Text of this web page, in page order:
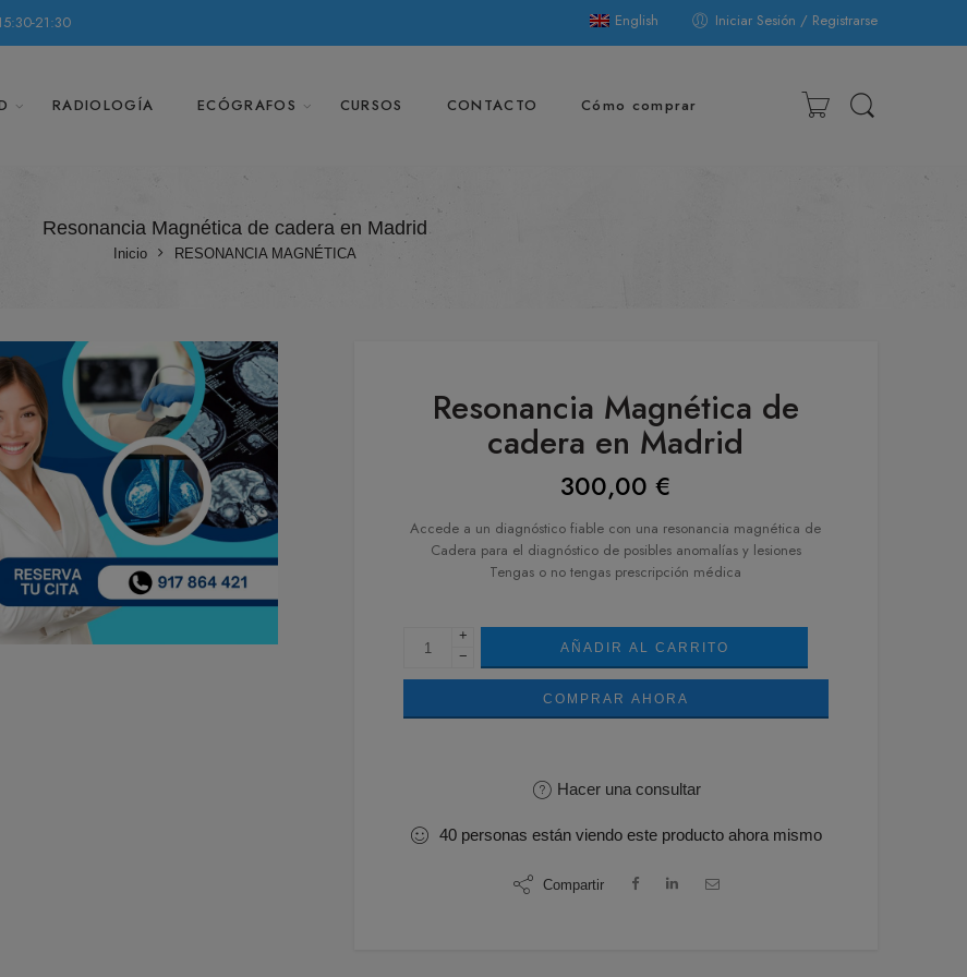
21:30 English Iniciar Sesión / Registrarse
RADIOLOGÍA ECÓGRAFOS CURSOS CONTACTO Cómo comprar
Resonancia Magnética de cadera en Madrid
Inicio RESONANCIA MAGNÉTICA
Resonancia Magnética de
cadera en Madrid
300,00€
Accede a un diagnóstico fiable con una resonancia magnética de
Cadera para el diagnóstico de posibles anomalías y lesiones
Tengas o no tengas prescripción médica
+
−
AÑADIR AL CARRITO
COMPRAR AHORA
Hacer una consultar
40 personas están viendo este producto ahora mismo
Compartir